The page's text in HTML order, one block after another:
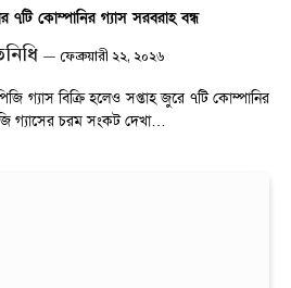
৭টি কোম্পানির গ্যাস সরবরাহ বন্ধ
ফেব্রুয়ারী ২২, ২০২৬
গ্যাস বিক্রি হলেও সপ্তাহ জুরে ৭টি কোম্পানির
গ্যাসের চরম সংকট দেখা…